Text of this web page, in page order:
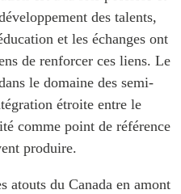
des talents,
et les échanges ont
de renforcer ces liens. Le
le domaine des semi-
étroite entre le
comme point de référence
produire.
atouts du Canada en amont